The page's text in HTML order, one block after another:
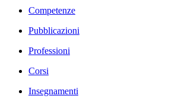
Competenze
Pubblicazioni
Professioni
Corsi
Insegnamenti